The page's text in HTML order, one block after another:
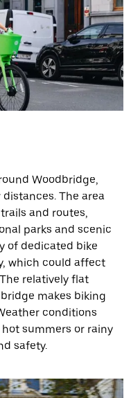
Woodbridge,
The area
and routes,
parks and scenic
of dedicated bike
which could affect
relatively flat
makes biking
conditions
summers or rainy
safety.